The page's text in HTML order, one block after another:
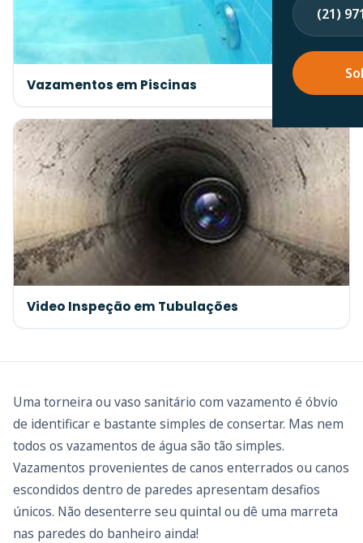
(21)
Vazamentos em Piscinas
Video Inspeção em Tubulações
Uma torneira ou vaso sanitário com vazamento é óbvio
de identificar e bastante simples de consertar. Mas nem
todos os vazamentos de água são tão simples.
Vazamentos provenientes de canos enterrados ou canos
escondidos dentro de paredes apresentam desafios
únicos. Não desenterre seu quintal ou dê uma marreta
nas paredes do banheiro ainda!